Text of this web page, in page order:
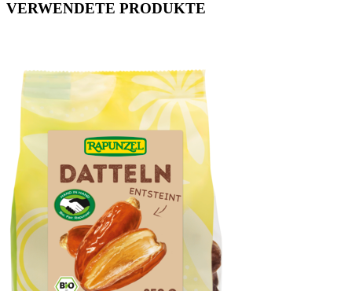
VERWENDETE PRODUKTE